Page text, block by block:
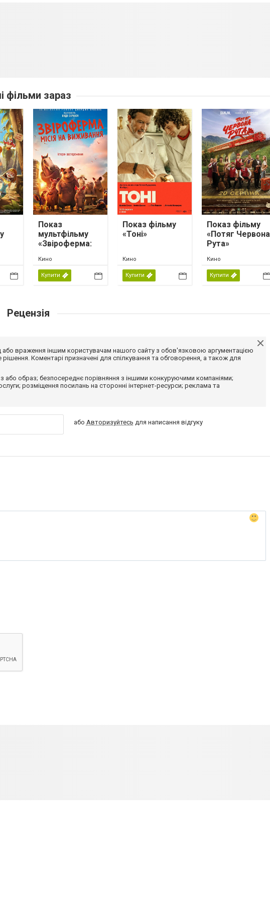
фільми зараз
Показ
мультфільму
«Звіроферма:
виживання»
Кино
Купити
Показ фільму
«Тоні»
Кино
Купити
Показ фільму
«Потяг Червона
Рута»
Кино
Купити
Рецензія
або враження іншим користувачам нашого сайту з обов'язковою аргументацією
Коментарі призначені для спілкування та обговорення, а також для
або образ; безпосереднє порівняння з іншими конкуруючими компаніями;
розміщення посилань на сторонні інтернет-ресурси; реклама та
або Авторизуйтесь для написання відгуку